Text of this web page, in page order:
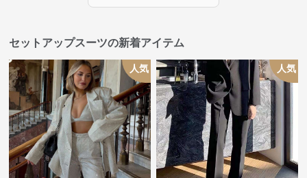
セットアップスーツの新着アイテム
人気 人気